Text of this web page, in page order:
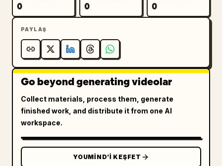
0 0 0
PAYLAŞ
Go beyond generating videolar
Collect materials, process them, generate
finished work, and distribute it from one AI
workspace.
YOUMIND’I KEŞFET